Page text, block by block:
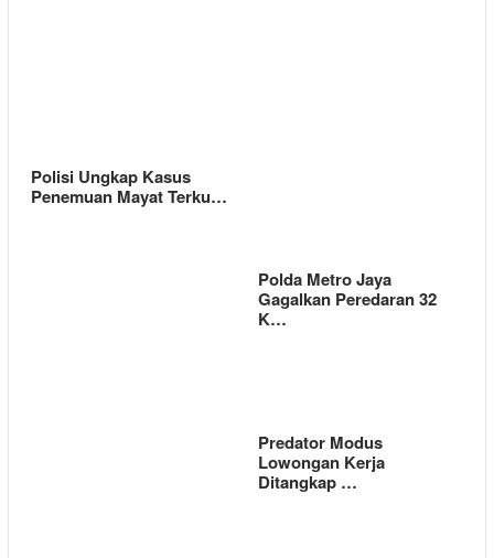
Polisi Ungkap Kasus
Penemuan Mayat Terku…
Polda Metro Jaya
Gagalkan Peredaran 32
K…
Predator Modus
Lowongan Kerja
Ditangkap …